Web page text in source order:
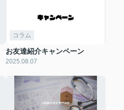
コラム
お友達紹介キャンペーン
2025.08.07